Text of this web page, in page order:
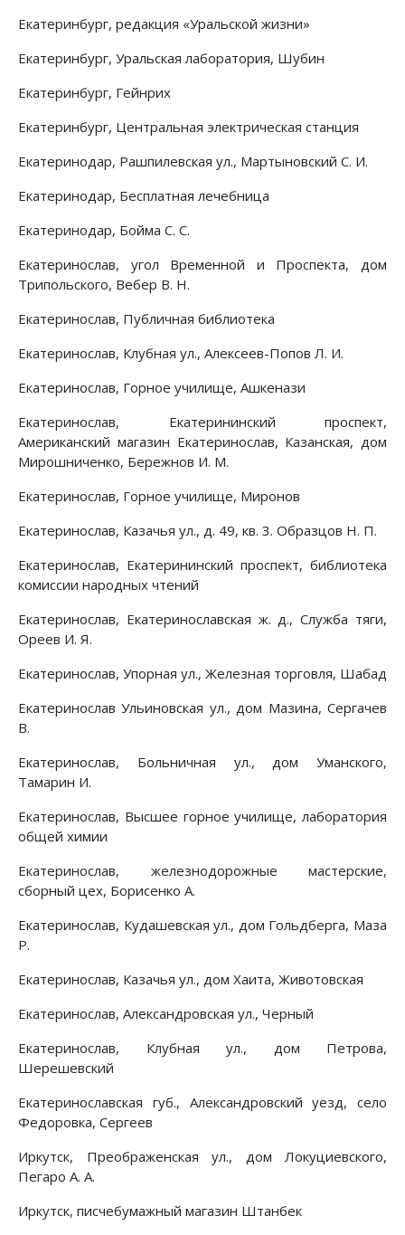
Екатеринбург, редакция «Уральской жизни»
Екатеринбург, Уральская лаборатория, Шубин
Екатеринбург, Гейнрих
Екатеринбург, Центральная электрическая станция
Екатеринодар, Рашпилевская ул., Мартыновский С. И.
Екатеринодар, Бесплатная лечебница
Екатеринодар, Бойма С. С.
Екатеринослав, угол Временной и Проспекта, дом
Трипольского, Вебер В. Н.
Екатеринослав, Публичная библиотека
Екатеринослав, Клубная ул., Алексеев-Попов Л. И.
Екатеринослав, Горное училище, Ашкенази
Екатеринослав, Екатерининский проспект,
Американский магазин Екатеринослав, Казанская, дом
Мирошниченко, Бережнов И. М.
Екатеринослав, Горное училище, Миронов
Екатеринослав, Казачья ул., д. 49, кв. 3. Образцов Н. П.
Екатеринослав, Екатерининский проспект, библиотека
комиссии народных чтений
Екатеринослав, Екатеринославская ж. д., Служба тяги,
Ореев И. Я.
Екатеринослав, Упорная ул., Железная торговля, Шабад
Екатеринослав Ульиновская ул., дом Мазина, Сергачев
В.
Екатеринослав, Больничная ул., дом Уманского,
Тамарин И.
Екатеринослав, Высшее горное училище, лаборатория
общей химии
Екатеринослав, железнодорожные мастерские,
сборный цех, Борисенко А.
Екатеринослав, Кудашевская ул., дом Гольдберга, Маза
Р.
Екатеринослав, Казачья ул., дом Хаита, Животовская
Екатеринослав, Александровская ул., Черный
Екатеринослав, Клубная ул., дом Петрова,
Шерешевский
Екатеринославская губ., Александровский уезд, село
Федоровка, Сергеев
Иркутск, Преображенская ул., дом Локуциевского,
Пегаро А. А.
Иркутск, писчебумажный магазин Штанбек